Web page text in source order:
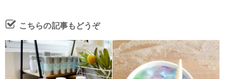
こちらの記事もどうぞ